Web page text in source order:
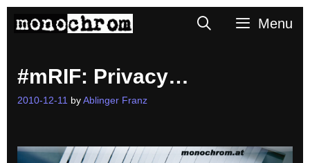
SearchMenu
#mRIF: Privacy…
2010-12-11 by Ablinger Franz